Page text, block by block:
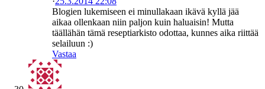
Blogien lukemiseen ei minullakaan ikävä kyllä jää
aikaa ollenkaan niin paljon kuin haluaisin! Mutta
täällähän tämä reseptiarkisto odottaa, kunnes aika riittää
selailuun :)
Vastaa